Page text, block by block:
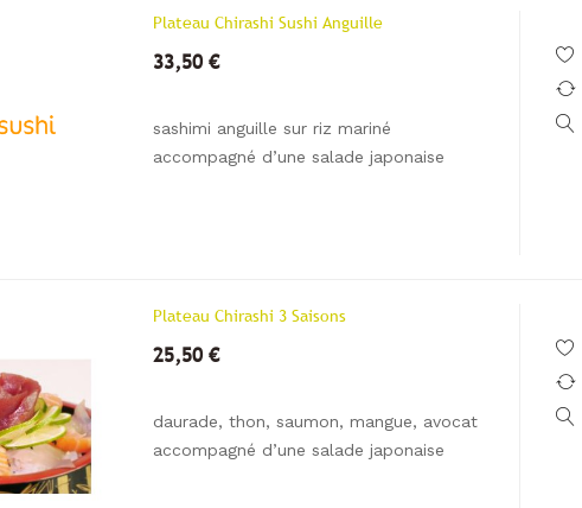
Plateau Chirashi Sushi Anguille
33,50 €
sashimi anguille sur riz mariné
accompagné d’une salade japonaise
Plateau Chirashi 3 Saisons
25,50 €
daurade, thon, saumon, mangue, avocat
accompagné d’une salade japonaise